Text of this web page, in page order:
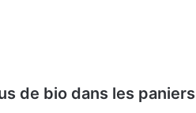
de bio dans les